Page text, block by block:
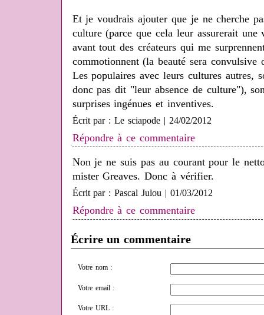
Et je voudrais ajouter que je ne cherche
culture (parce que cela leur assurerait
avant tout des créateurs qui me
commotionnent (la beauté sera convulsive
Les populaires avec leurs cultures autres,
donc pas dit "leur absence de culture"),
surprises ingénues et inventives.
Écrit par : Le sciapode | 24/02/2012
Répondre à ce commentaire
Non je ne suis pas au courant pour le
mister Greaves. Donc à vérifier.
Écrit par : Pascal Julou | 01/03/2012
Répondre à ce commentaire
Écrire un commentaire
Votre nom :
Votre email :
Votre URL :